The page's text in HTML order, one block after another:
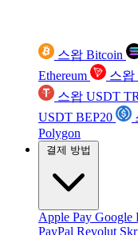
스왑 Bitcoin
Ethereum
스왑
스왑 USDT
USDT BEP20
Polygon
결제 방법
Apple Pay Google
PayPal Revolut